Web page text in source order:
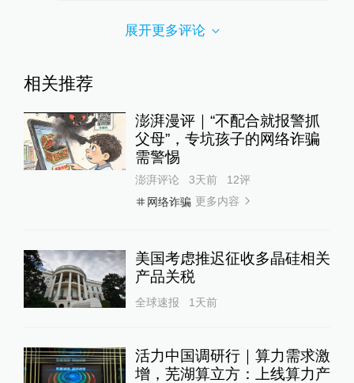
展开更多评论
相关推荐
澎湃漫评｜“不配合就报警抓
父母”，专坑孩子的网络诈骗
需警惕
澎湃评论 3天前 12评
网络诈骗 更多内容
美国考虑推迟征收多晶硅相关
产品关税
全球速报 1天前
活力中国调研行｜算力需求激
增，芜湖算立方：上线算力产